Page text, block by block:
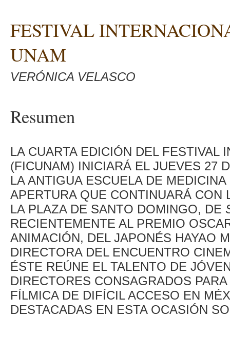
FESTIVAL
UNAM
VERÓNICA VELASCO
Resumen
LA CUARTA EDICIÓN DEL FESTIVAL
(FICUNAM) INICIARÁ EL JUEVES 27
LA ANTIGUA ESCUELA DE
APERTURA QUE CONTINUARÁ CON
LA PLAZA DE SANTO DOMINGO, DE
RECIENTEMENTE AL PREMIO
ANIMACIÓN, DEL JAPONÉS HAYAO
DIRECTORA DEL ENCUENTRO
ÉSTE REÚNE EL TALENTO DE
DIRECTORES CONSAGRADOS
FÍLMICA DE DIFÍCIL ACCESO EN
DESTACADAS EN ESTA OCASIÓN